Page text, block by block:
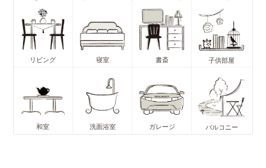
リビング 寝室 書斎 子供部屋
和室 洗面浴室 ガレージ バルコニー